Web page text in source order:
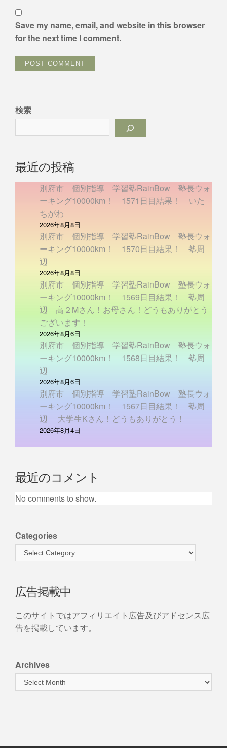
Save my name, email, and website in this browser
for the next time I comment.
検索
最近の投稿
別府市 個別指導 学習塾RainBow 塾長ウォ
ーキング10000km！ 1571日目結果！ いた
ちがわ
2026年8月8日
別府市 個別指導 学習塾RainBow 塾長ウォ
ーキング10000km！ 1570日目結果！ 塾周
辺
2026年8月8日
別府市 個別指導 学習塾RainBow 塾長ウォ
ーキング10000km！ 1569日目結果！ 塾周
辺 高２Mさん！お母さん！どうもありがとう
ございます！
2026年8月6日
別府市 個別指導 学習塾RainBow 塾長ウォ
ーキング10000km！ 1568日目結果！ 塾周
辺
2026年8月6日
別府市 個別指導 学習塾RainBow 塾長ウォ
ーキング10000km！ 1567日目結果！ 塾周
辺 大学生Kさん！どうもありがとう！
2026年8月4日
最近のコメント
No comments to show.
Categories
広告掲載中
このサイトではアフィリエイト広告及びアドセンス広
告を掲載しています。
Archives